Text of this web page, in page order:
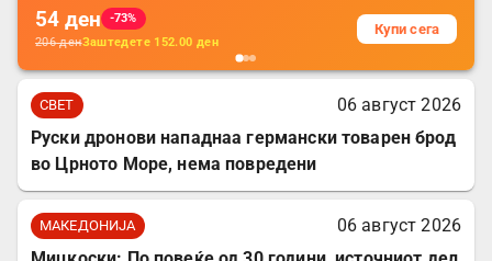
54 ден
-73%
206денЗаштедете 152.00 ден
Купи сега
СВЕТ
06 август 2026
Руски дронови нападнаа германски товарен брод
во Црното Море, нема повредени
МАКЕДОНИЈА
06 август 2026